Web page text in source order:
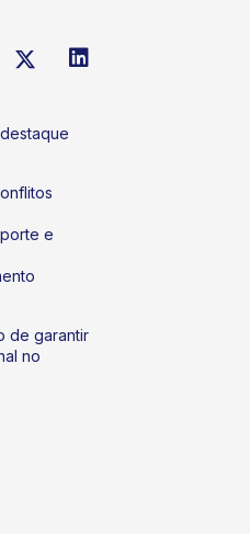
e
de garantir
no